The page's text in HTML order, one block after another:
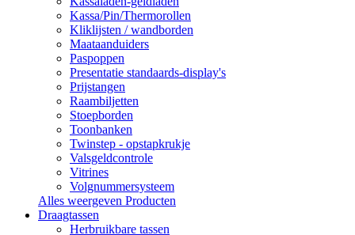
Kassa/Pin/Thermorollen
Kliklijsten / wandborden
Maataanduiders
Paspoppen
Presentatie standaards-display's
Prijstangen
Raambiljetten
Stoepborden
Toonbanken
Twinstep - opstapkrukje
Valsgeldcontrole
Vitrines
Volgnummersysteem
Alles weergeven Producten
Draagtassen
Herbruikbare tassen